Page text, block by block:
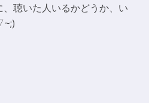
聴いた人いるかどうか、い